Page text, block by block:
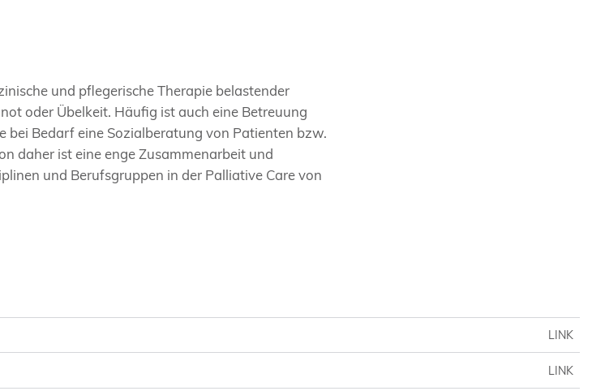
und pflegerische Therapie belastender
oder Übelkeit. Häufig ist auch eine Betreuung
bei Bedarf eine Sozialberatung von Patienten bzw.
daher ist eine enge Zusammenarbeit und
und Berufsgruppen in der Palliative Care von
LINK
LINK